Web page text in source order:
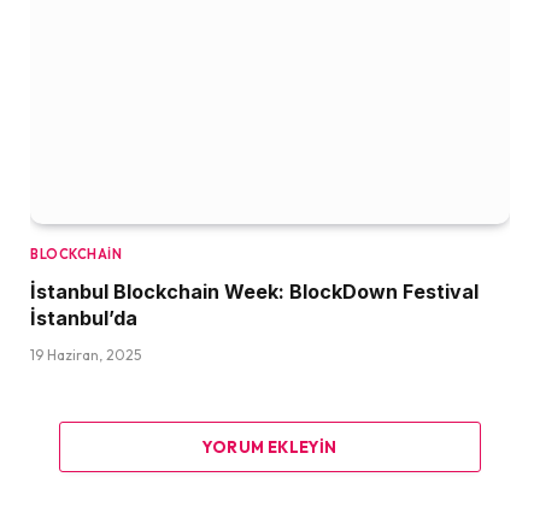
BLOCKCHAIN
İstanbul Blockchain Week: BlockDown Festival
İstanbul’da
19 Haziran, 2025
YORUM EKLEYIN